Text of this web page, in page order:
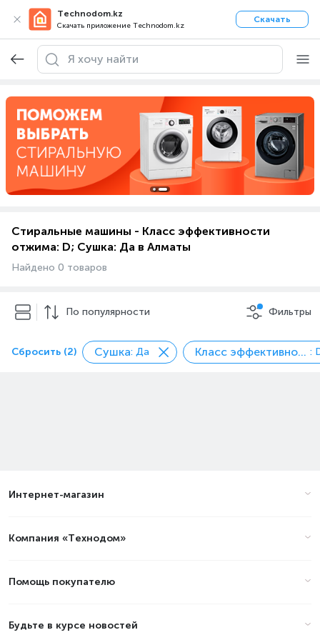
Technodom.kz
Скачать приложение Technodom.kz
Скачать
Стиральные машины - Класс эффективности
отжима: D; Сушка: Да в Алматы
Найдено 0 товаров
По популярности Фильтры
Сбросить (2) Сушка: Да Класс эффективности отжима :
Интернет-магазин
Компания «Технодом»
Помощь покупателю
Будьте в курсе новостей